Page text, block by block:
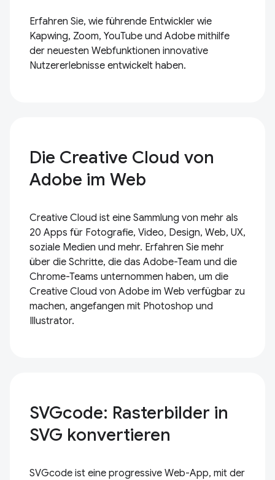
Erfahren Sie, wie führende Entwickler wie
Kapwing, Zoom, YouTube und Adobe mithilfe
der neuesten Webfunktionen innovative
Nutzererlebnisse entwickelt haben.
Die Creative Cloud von
Adobe im Web
Creative Cloud ist eine Sammlung von mehr als
20 Apps für Fotografie, Video, Design, Web, UX,
soziale Medien und mehr. Erfahren Sie mehr
über die Schritte, die das Adobe-Team und die
Chrome-Teams unternommen haben, um die
Creative Cloud von Adobe im Web verfügbar zu
machen, angefangen mit Photoshop und
Illustrator.
SVGcode: Rasterbilder in
SVG konvertieren
SVGcode ist eine progressive Web-App, mit der